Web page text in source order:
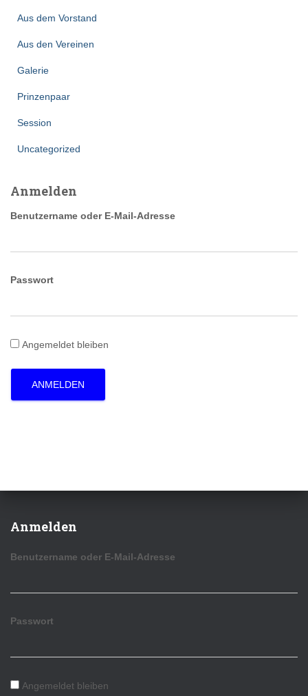
Aus dem Vorstand
Aus den Vereinen
Galerie
Prinzenpaar
Session
Uncategorized
Anmelden
Benutzername oder E-Mail-Adresse
Passwort
Angemeldet bleiben
ANMELDEN
Anmelden
Benutzername oder E-Mail-Adresse
Passwort
Angemeldet bleiben